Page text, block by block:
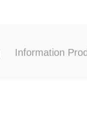
Information